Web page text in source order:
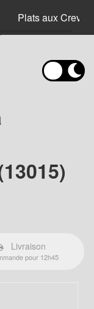
Plats aux
Livraison
pour 12h45